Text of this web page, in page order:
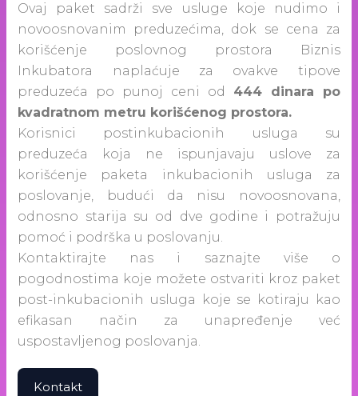
Ovaj paket sadrži sve usluge koje nudimo i
novoosnovanim preduzećima, dok se cena za
korišćenje poslovnog prostora Biznis
Inkubatora naplaćuje za ovakve tipove
preduzeća po punoj ceni od 444 dinara po
kvadratnom metru korišćenog prostora.
Korisnici postinkubacionih usluga su
preduzeća koja ne ispunjavaju uslove za
korišćenje paketa inkubacionih usluga za
poslovanje, budući da nisu novoosnovana,
odnosno starija su od dve godine i potražuju
pomoć i podrška u poslovanju.
Kontaktirajte nas i saznajte više o
pogodnostima koje možete ostvariti kroz paket
post-inkubacionih usluga koje se kotiraju kao
efikasan način za unapređenje već
uspostavljenog poslovanja.
Kontakt